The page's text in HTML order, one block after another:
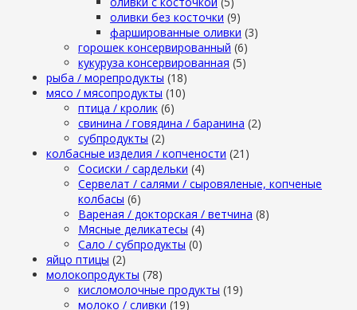
оливки без косточки (9)
фаршированные оливки (3)
горошек консервированный (6)
кукуруза консервированная (5)
рыба / морепродукты (18)
мясо / мясопродукты (10)
птица / кролик (6)
свинина / говядина / баранина (2)
субпродукты (2)
колбасные изделия / копчености (21)
Сосиски / сардельки (4)
Сервелат / салями / сыровяленые, копченые
колбасы (6)
Вареная / докторская / ветчина (8)
Мясные деликатесы (4)
Сало / субпродукты (0)
яйцо птицы (2)
молокопродукты (78)
кисломолочные продукты (19)
молоко / сливки (19)